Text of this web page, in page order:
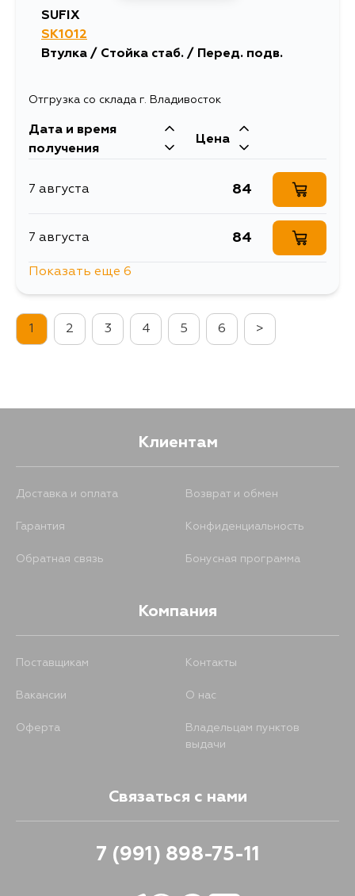
2 сентября
SUFIX
SK1012
Втулка / Стойка стаб. / Перед. подв.
Отгрузка со склада г. Владивосток
Дата и время
получения
Цена
7 августа 84
7 августа 84
10 августа
4 сентября 84
Показать еще 6
1 2 3 4 5 6 >
Клиентам
Доставка и оплата Возврат и обмен
Гарантия Конфиденциальность
Обратная связь Бонусная программа
Компания
Поставщикам Контакты
Вакансии О нас
Оферта
Владельцам пунктов
выдачи
Связаться с нами
7 (991) 898-75-11